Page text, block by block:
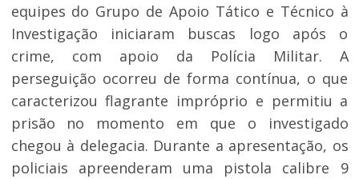
equipes do Grupo de Apoio Tático e Técnico à
Investigação iniciaram buscas logo após o
crime, com apoio da Polícia Militar. A
perseguição ocorreu de forma contínua, o que
caracterizou flagrante impróprio e permitiu a
prisão no momento em que o investigado
chegou à delegacia. Durante a apresentação, os
policiais apreenderam uma pistola calibre 9